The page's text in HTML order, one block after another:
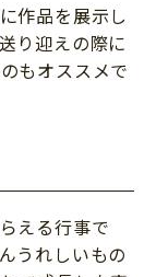
作品を展示し
り迎えの際に
もオススメで
える行事で
うれしいもの